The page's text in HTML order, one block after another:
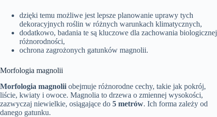
dzięki temu możliwe jest lepsze planowanie uprawy tych
dekoracyjnych roślin w różnych warunkach klimatycznych,
dodatkowo, badania te są kluczowe dla zachowania biologicznej
różnorodności,
ochrona zagrożonych gatunków magnolii.
Morfologia magnolii
Morfologia magnolii obejmuje różnorodne cechy, takie jak pokrój,
liście, kwiaty i owoce. Magnolia to drzewa o zmiennej wysokości,
zazwyczaj niewielkie, osiągające do 5 metrów. Ich forma zależy od
danego gatunku.